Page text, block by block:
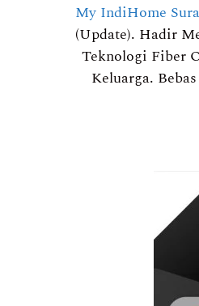
My IndiHome
(Update). Hadir
Teknologi Fiber
Keluarga.